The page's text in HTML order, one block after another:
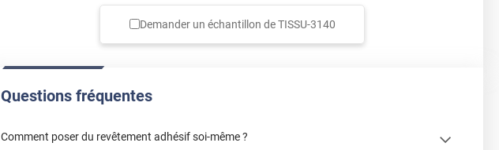
Demander un échantillon deTISSU-3140
Questions fréquentes
Comment poser du revêtement adhésif soi-même ?